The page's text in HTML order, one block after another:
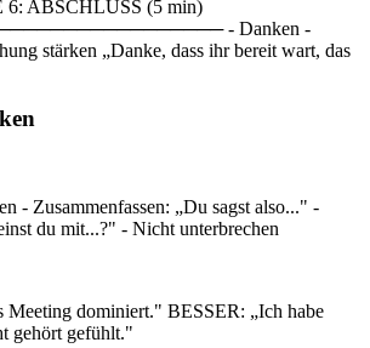
6: ABSCHLUSS (5 min)
- Danken -
stärken „Danke, dass ihr bereit wart, das
- Zusammenfassen: „Du sagst also..." -
du mit...?" - Nicht unterbrechen
Meeting dominiert." BESSER: „Ich habe
gehört gefühlt."